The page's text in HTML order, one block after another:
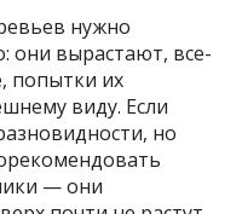
нужно
они вырастают, все-
попытки их
виду. Если
но
— они